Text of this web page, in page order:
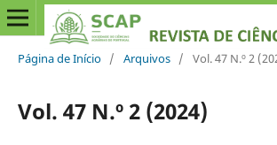
Página de Início / Arquivos / Vol. 47 N.º 2
Vol. 47 N.º 2 (2024)